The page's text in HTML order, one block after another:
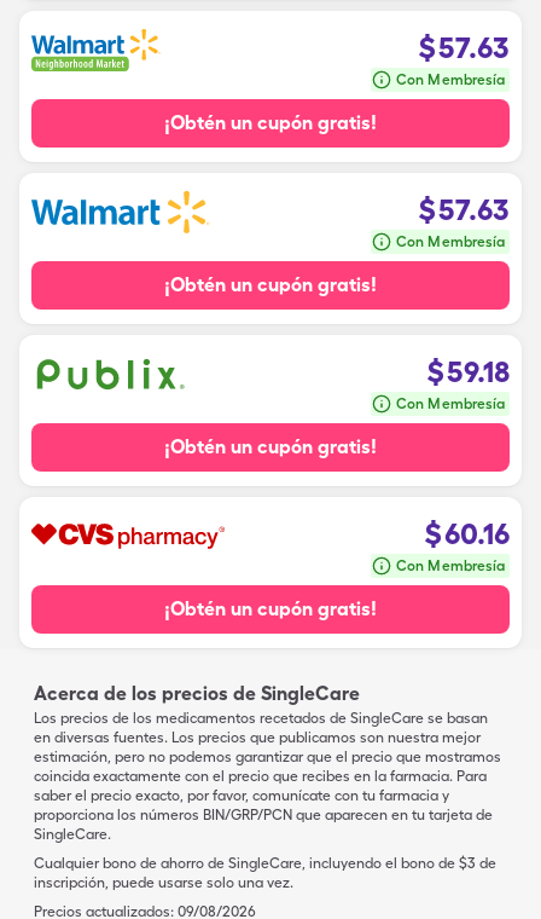
$57.63
Con Membresía
¡Obtén un cupón gratis!
$57.63
Con Membresía
¡Obtén un cupón gratis!
$59.18
Con Membresía
¡Obtén un cupón gratis!
$60.16
Con Membresía
¡Obtén un cupón gratis!
Acerca de los precios de SingleCare
Los precios de los medicamentos recetados de SingleCare se basan
en diversas fuentes. Los precios que publicamos son nuestra mejor
estimación, pero no podemos garantizar que el precio que mostramos
coincida exactamente con el precio que recibes en la farmacia. Para
saber el precio exacto, por favor, comunícate con tu farmacia y
proporciona los números BIN/GRP/PCN que aparecen en tu tarjeta de
SingleCare.
Cualquier bono de ahorro de SingleCare, incluyendo el bono de $3 de
inscripción, puede usarse solo una vez.
Precios actualizados: 09/08/2026